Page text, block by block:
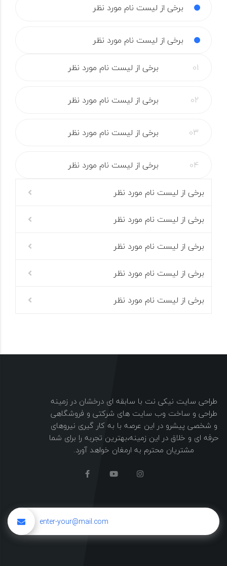
برخی از لیست نام مورد نظر
برخی از لیست نام مورد نظر
برخی از لیست نام مورد نظر
برخی از لیست نام مورد نظر
برخی از لیست نام مورد نظر
برخی از لیست نام مورد نظر
برخی از لیست نام مورد نظر
برخی از لیست نام مورد نظر
برخی از لیست نام مورد نظر
برخی از لیست نام مورد نظر
برخی از لیست نام مورد نظر
طراحی سایت نیکی نت با سابقه ای درخشان در زمینه
طراحی و ساخت وب سایت های شرکتی و فروشگاهی
و شخصی پیشرو در این عرصه با به کار گیری نیروهای
حرفه ای و خلاق در این زمینه،بهترین تجربه را برای شما
مشتریان محترم به ارمغان خواهد آورد.